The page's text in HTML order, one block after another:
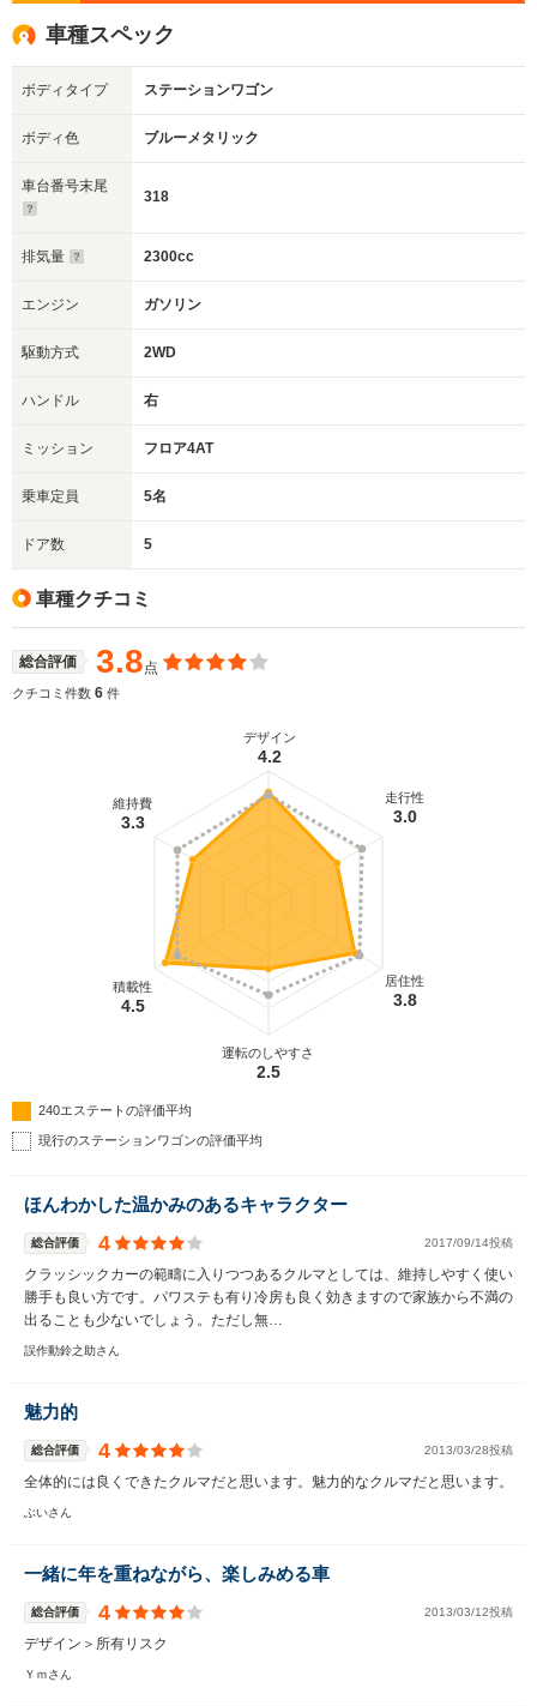
車種スペック
ボディタイプ ステーションワゴン
ボディ色 ブルーメタリック
車台番号末尾
318
排気量 2300cc
エンジン ガソリン
駆動方式 2WD
ハンドル 右
ミッション フロア4AT
乗車定員 5名
ドア数 5
車種クチコミ
総合評価 3.8点
クチコミ件数 6 件
デザイン
4.2
走行性
3.0
居住性
3.8
運転のしやすさ
2.5
積載性
4.5
維持費
3.3
240エステートの評価平均
現行のステーションワゴンの評価平均
ほんわかした温かみのあるキャラクター
総合評価 4 2017/09/14投稿
クラッシックカーの範疇に入りつつあるクルマとしては、維持しやすく使い
勝手も良い方です。パワステも有り冷房も良く効きますので家族から不満の
出ることも少ないでしょう。ただし無…
誤作動鈴之助さん
魅力的
総合評価 4 2013/03/28投稿
全体的には良くできたクルマだと思います。魅力的なクルマだと思います。
ぶいさん
一緒に年を重ねながら、楽しみめる車
総合評価 4 2013/03/12投稿
デザイン＞所有リスク
Ｙｍさん